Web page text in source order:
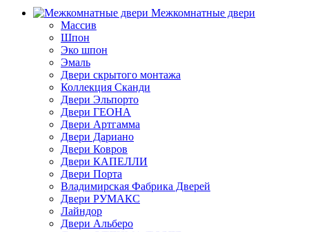
Межкомнатные двери
Массив
Шпон
Эко шпон
Эмаль
Двери скрытого монтажа
Коллекция Сканди
Двери Эльпорто
Двери ГЕОНА
Двери Артгамма
Двери Дариано
Двери Ковров
Двери КАПЕЛЛИ
Двери Порта
Владимирская Фабрика Дверей
Двери РУМАКС
Лайндор
Двери Альберо